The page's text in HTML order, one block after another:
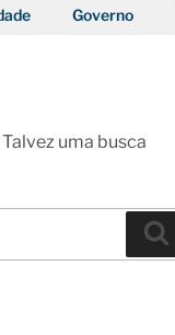
Governo
uma busca